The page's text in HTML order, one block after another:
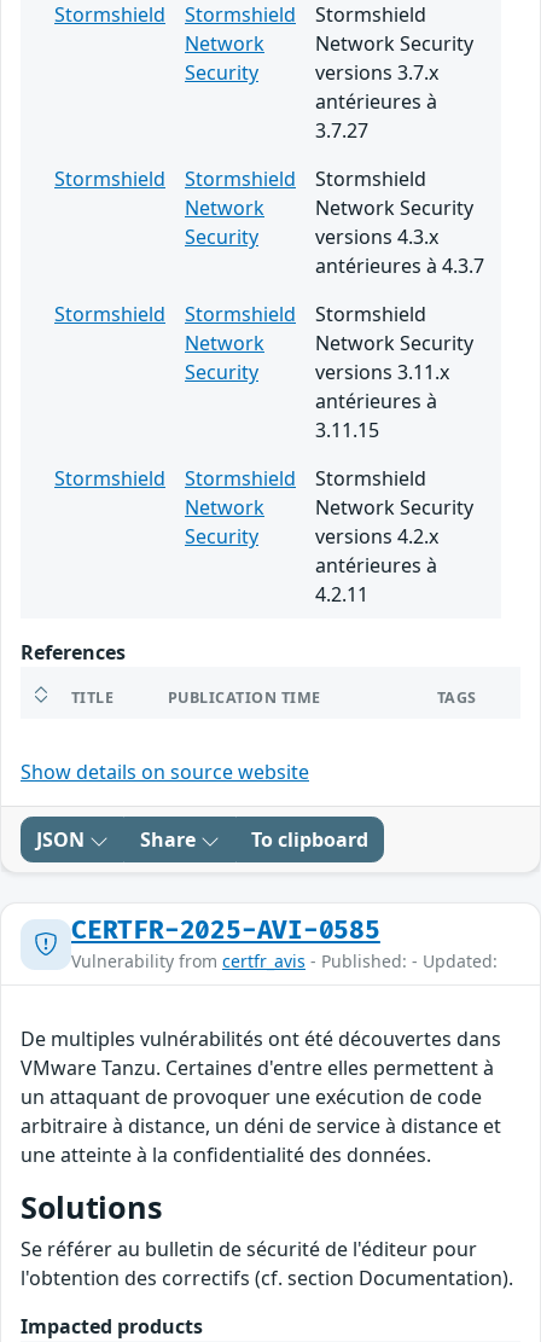
Stormshield
Stormshield
Network
Security
Stormshield
Network Security
versions 3.7.x
antérieures à
3.7.27
Stormshield
Stormshield
Network
Security
Stormshield
Network Security
versions 4.3.x
antérieures à 4.3.7
Stormshield
Stormshield
Network
Security
Stormshield
Network Security
versions 3.11.x
antérieures à
3.11.15
Stormshield
Stormshield
Network
Security
Stormshield
Network Security
versions 4.2.x
antérieures à
4.2.11
References
TITLE PUBLICATION TIME TAGS
Show details on source website
JSON Share To clipboard
CERTFR-2025-AVI-0585
Vulnerability from certfr_avis - Published: - Updated:
De multiples vulnérabilités ont été découvertes dans
VMware Tanzu. Certaines d'entre elles permettent à
un attaquant de provoquer une exécution de code
arbitraire à distance, un déni de service à distance et
une atteinte à la confidentialité des données.
Solutions
Se référer au bulletin de sécurité de l'éditeur pour
l'obtention des correctifs (cf. section Documentation).
Impacted products